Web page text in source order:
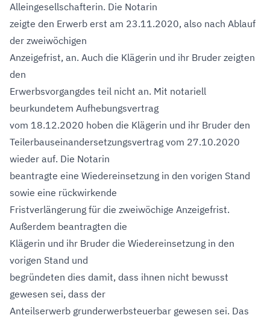
Alleingesellschafterin. Die Notarin
zeigte den Erwerb erst am 23.11.2020, also nach Ablauf
der zweiwöchigen
Anzeigefrist, an. Auch die Klägerin und ihr Bruder zeigten
den
Erwerbsvorgangdes teil nicht an. Mit notariell
beurkundetem Aufhebungsvertrag
vom 18.12.2020 hoben die Klägerin und ihr Bruder den
Teilerbauseinandersetzungsvertrag vom 27.10.2020
wieder auf. Die Notarin
beantragte eine Wiedereinsetzung in den vorigen Stand
sowie eine rückwirkende
Fristverlängerung für die zweiwöchige Anzeigefrist.
Außerdem beantragten die
Klägerin und ihr Bruder die Wiedereinsetzung in den
vorigen Stand und
begründeten dies damit, dass ihnen nicht bewusst
gewesen sei, dass der
Anteilserwerb grunderwerbsteuerbar gewesen sei. Das